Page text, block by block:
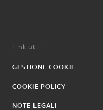
Link utili:
GESTIONE COOKIE
COOKIE POLICY
NOTE LEGALI